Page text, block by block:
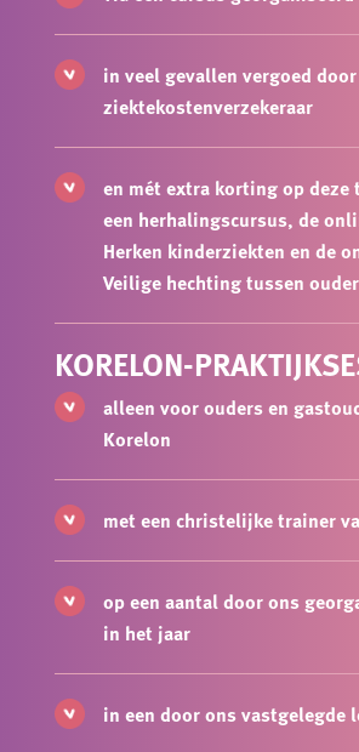
in veel gevallen vergoed
ziektekostenverzekeraar
en mét extra korting op
een herhalingscursus, de
Herken kinderziekten en de
Veilige hechting tussen
KORELON-
alleen voor ouders en
Korelon
met een christelijke trainer
op een aantal door ons
in het jaar
in een door ons vastgelegde